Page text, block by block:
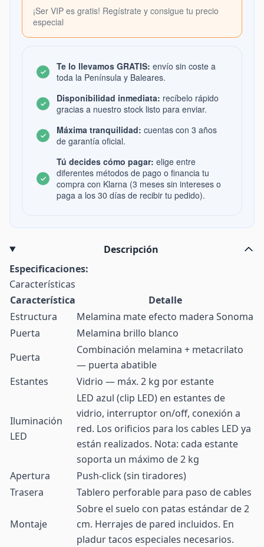
¡Ser VIP es gratis! Regístrate y consigue tu precio
especial
Te lo llevamos GRATIS: envío sin coste a
toda la Península y Baleares.
Disponibilidad inmediata: recíbelo rápido
gracias a nuestro stock listo para enviar.
Máxima tranquilidad: cuentas con 3 años
de garantía oficial.
Tú decides cómo pagar: elige entre
diferentes métodos de pago o financia tu
compra con Klarna (3 meses sin intereses o
paga a los 30 días de recibir tu pedido).
Descripción
Especificaciones:
Características
Característica
Detalle
Estructura
Melamina mate efecto madera Sonoma
Puerta
Melamina brillo blanco
Puerta
Combinación melamina + metacrilato
— puerta abatible
Estantes
Vidrio — máx. 2 kg por estante
Iluminación
LED
LED azul (clip LED) en estantes de
vidrio, interruptor on/off, conexión a
red. Los orificios para los cables LED ya
están realizados. Nota: cada estante
soporta un máximo de 2 kg
Apertura
Push-click (sin tiradores)
Trasera
Tablero perforable para paso de cables
Montaje
Sobre el suelo con patas estándar de 2
cm. Herrajes de pared incluidos. En
pladur tacos especiales necesarios.